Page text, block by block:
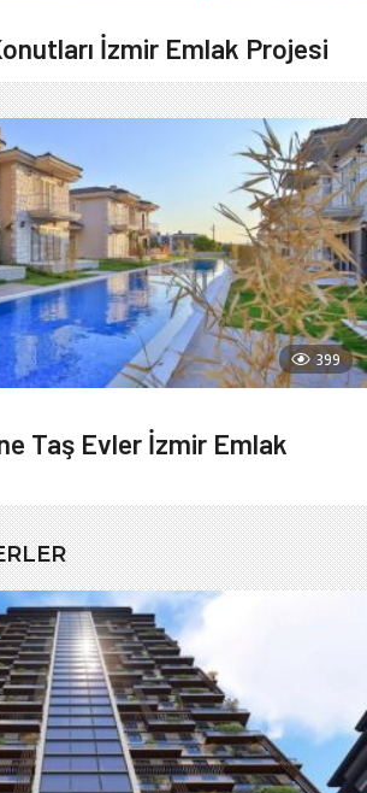
İzmir Emlak Projesi
399
Taş Evler İzmir Emlak